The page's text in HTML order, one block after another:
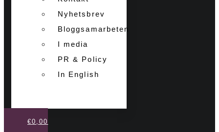
Nyhetsbrev
Bloggsamarbeten
I media
PR & Policy
In English
€0,00